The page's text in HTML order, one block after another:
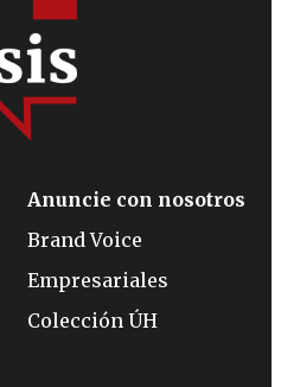
Anuncie con nosotros
Brand Voice
Empresariales
Colección ÚH